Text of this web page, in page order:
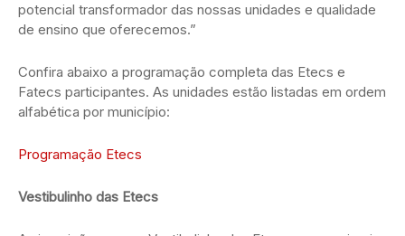
potencial transformador das nossas unidades e qualidade
de ensino que oferecemos.”
Confira abaixo a programação completa das Etecs e
Fatecs participantes. As unidades estão listadas em ordem
alfabética por município:
Programação Etecs
Vestibulinho das Etecs